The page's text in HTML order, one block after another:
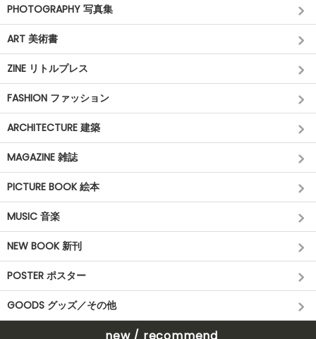
PHOTOGRAPHY 写真集
ART 美術書
ZINE リトルプレス
FASHION ファッション
ARCHITECTURE 建築
MAGAZINE 雑誌
PICTURE BOOK 絵本
MUSIC 音楽
NEW BOOK 新刊
POSTER ポスター
GOODS グッズ／その他
new / recommend